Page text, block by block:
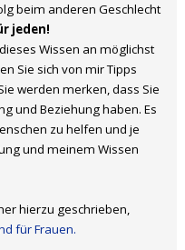
beim anderen Geschlecht
jeden!
Wissen an möglichst
Sie sich von mir Tipps
werden merken, dass Sie
und Beziehung haben. Es
zu helfen und je
und meinem Wissen
hierzu geschrieben,
für Frauen.